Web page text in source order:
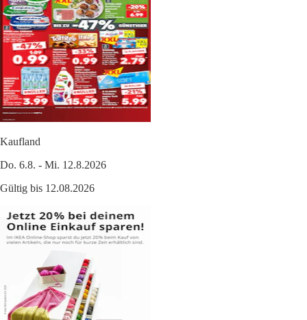
Kaufland
Do. 6.8. - Mi. 12.8.2026
Gültig bis 12.08.2026